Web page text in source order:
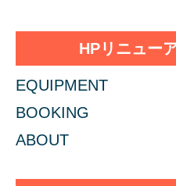
HPリニュー
EQUIPMENT
BOOKING
ABOUT